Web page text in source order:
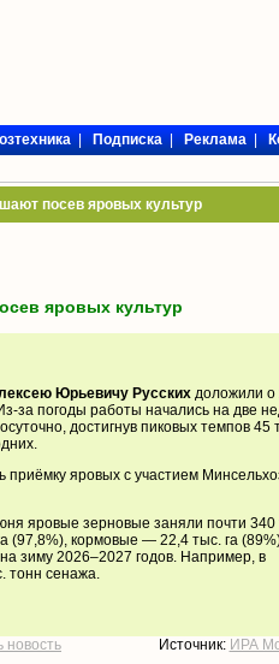
|Подписка|Реклама|
посев яровых культур
яровых культур
Юрьевичу Русских доложили о
за погоды работы начались на две
достигнув пиковых темпов 45
приёмку яровых с участием
яровые зерновые заняли почти 340
(97,8%), кормовые — 22,4 тыс. га
зиму 2026–2027 годов. Например, в
тонн сенажа.
новость Источник: ИРА